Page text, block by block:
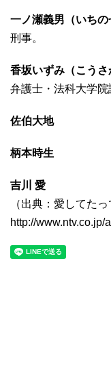
一ノ瀬義男（いち
刑事。
香坂いずみ（こう
弁護士・法科大学院
佐伯大地
柄本時生
吉川 愛
（出典：愛してた
http://www.ntv.co.jp/